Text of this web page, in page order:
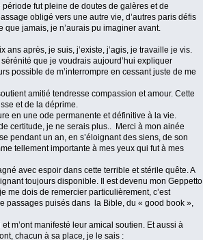
fut pleine de doutes de galères et de
obligé vers une autre vie, d’autres paris défis
jamais, je n’aurais pu imaginer avant.
après, je suis, j’existe, j’agis, je travaille je vis.
que je voudrais aujourd’hui expliquer
possible de m’interrompre en cessant juste de me
amitié tendresse compassion et amour. Cette
et de la déprime.
en une ode permanente et définitive à la vie.
certitude, je ne serais plus.. Merci à mon ainée
pendant un an, en s’éloignant des siens, de son
tellement importante à mes yeux qui fut à mes
avec espoir dans cette terrible et stérile quête. A
toujours disponible. Il est devenu mon Geppetto
me dois de remercier particulièrement, c’est
passages puisés dans la Bible, du « good book »,
m’ont manifesté leur amical soutien. Et aussi à
chacun à sa place, je le sais :